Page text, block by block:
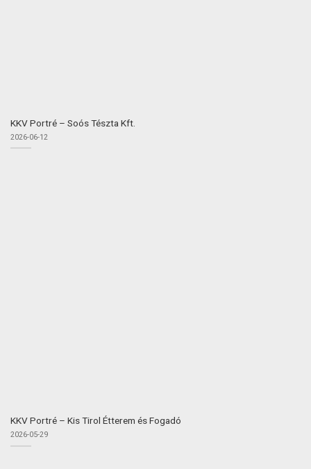
KKV Portré – Soós Tészta Kft.
2026-06-12
KKV Portré – Kis Tirol Étterem és Fogadó
2026-05-29